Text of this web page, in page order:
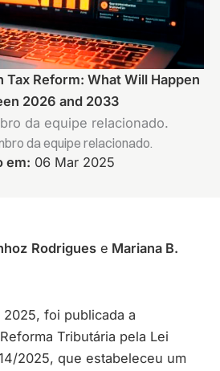
Tax Reform: What Will Happen
2026 and 2033
da equipe relacionado.
da equipe relacionado.
em: 06 Mar 2025
Rodrigues e Mariana B.
2025, foi publicada a
Tributária pela Lei
2025, que estabeleceu um